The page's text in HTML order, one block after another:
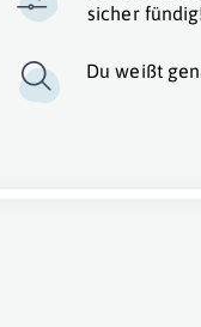
sicher
Du weißt